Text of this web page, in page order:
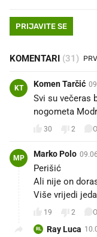
PRIJAVITE SE
KOMENTARI (31)
KT Komen Tarčić
Svi su večeras
nogometa
30 2
MP Marko Polo
Perišić👍🏻
Ali nije on
Više vrijedi
19 2
RL Ray Luca